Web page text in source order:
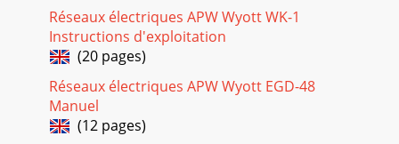
Réseaux électriques APW Wyott WK-1
Instructions d'exploitation
(20 pages)
Réseaux électriques APW Wyott EGD-48
Manuel
(12 pages)